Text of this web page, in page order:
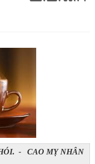
- CAO MỴ NHÂN